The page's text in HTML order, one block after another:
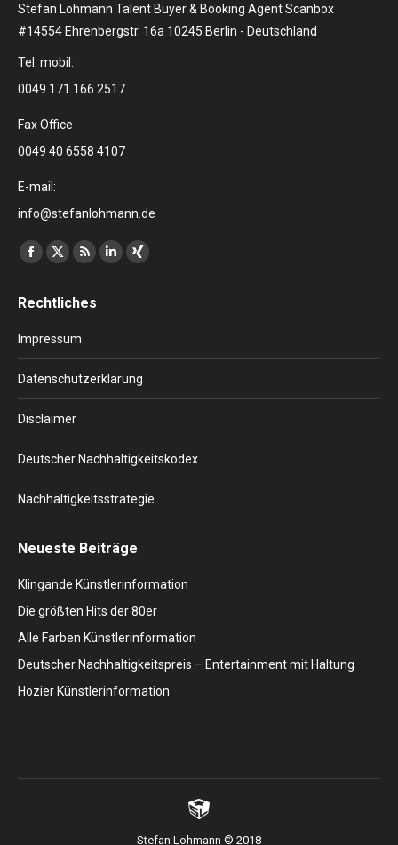
Stefan Lohmann Talent Buyer & Booking Agent Scanbox
#14554 Ehrenbergstr. 16a 10245 Berlin - Deutschland
Tel. mobil:
0049 171 166 2517
Fax Office
0049 40 6558 4107
E-mail:
info@stefanlohmann.de
Finden Sie uns auf:
Facebook
opens
window
X
opens
window
RSS
opens
window
Linkedin
window
XING
window
Rechtliches
Impressum
Datenschutzerklärung
Disclaimer
Deutscher Nachhaltigkeitskodex
Nachhaltigkeitsstrategie
Neueste Beiträge
Klingande Künstlerinformation
Die größten Hits der 80er
Alle Farben Künstlerinformation
Deutscher Nachhaltigkeitspreis – Entertainment mit Haltung
Hozier Künstlerinformation
Stefan Lohmann © 2018